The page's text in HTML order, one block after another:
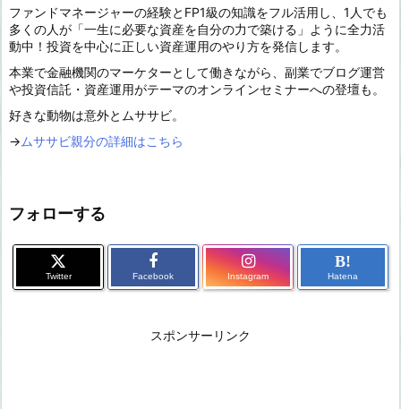
ファンドマネージャーの経験とFP1級の知識をフル活用し、1人でも
多くの人が「一生に必要な資産を自分の力で築ける」ように全力活
動中！投資を中心に正しい資産運用のやり方を発信します。
本業で金融機関のマーケターとして働きながら、副業でブログ運営
や投資信託・資産運用がテーマのオンラインセミナーへの登壇も。
好きな動物は意外とムササビ。
→ ムササビ親分の詳細はこちら
フォローする
Twitter Facebook Instagram
B!
Hatena
スポンサーリンク